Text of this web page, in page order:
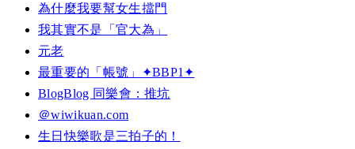
為什麼我要幫女生擋門
我其實不是「官大為」
元老
最重要的「帳號」✦BBP1✦
BlogBlog 同樂會：推坑
＠wiwikuan.com
生日快樂歌是三拍子的！